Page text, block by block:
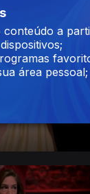
conteúdo a
área pessoal;